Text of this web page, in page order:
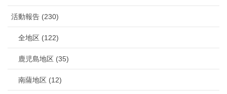
活動報告 (230)
全地区 (122)
鹿児島地区 (35)
南薩地区 (12)